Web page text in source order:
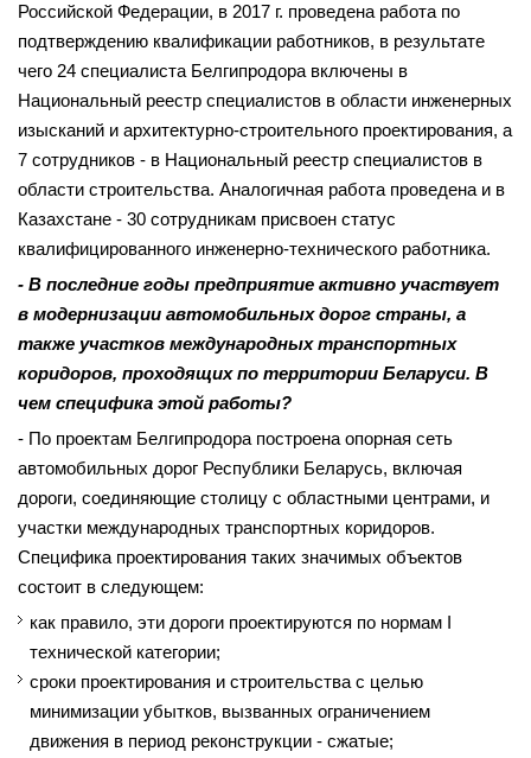
Российской Федерации, в 2017 г. проведена работа по
подтверждению квалификации работников, в результате
чего 24 специалиста Белгипродора включены в
Национальный реестр специалистов в области инженерных
изысканий и архитектурно-строительного проектирования, а
7 сотрудников - в Национальный реестр специалистов в
области строительства. Аналогичная работа проведена и в
Казахстане - 30 сотрудникам присвоен статус
квалифицированного инженерно-технического работника.
- В последние годы предприятие активно участвует
в модернизации автомобильных дорог страны, а
также участков международных транспортных
коридоров, проходящих по территории Беларуси. В
чем специфика этой работы?
- По проектам Белгипродорa построена опорная сеть
автомобильных дорог Республики Беларусь, включая
дороги, соединяющие столицу с областными центрами, и
участки международных транспортных коридоров.
Специфика проектирования таких значимых объектов
состоит в следующем:
как правило, эти дороги проектируются по нормам I
технической категории;
сроки проектирования и строительства с целью
минимизации убытков, вызванных ограничением
движения в период реконструкции - сжатые;